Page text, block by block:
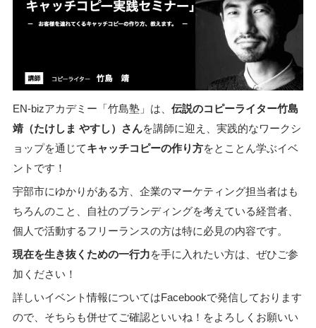
EN-bizアカデミー「竹島塾」は、 伝説のコピーライター竹島
靖（たけしま やすし）さんを講師に迎え、 実践的なワークシ
ョップを通じてキャッチコピーの作り方をとことん学ぶイベ
ントです！
宇部市にゆかりがある方、企業のマーケティング担当者はも
ちろんのこと、自社のブランディングを考えている経営者、
個人で活動するフリーランスの方は特に必見の内容です。
現在を生き抜くための一行力を手に入れたい方は、ぜひご参
加ください！
詳しいイベント情報についてはFacebookで発信しております
ので、そちらも併せてご確認といいね！をよろしくお願いい